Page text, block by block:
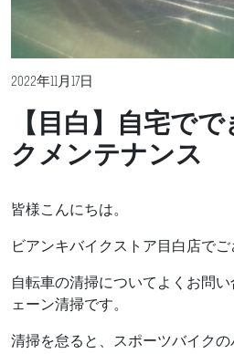
2022年11月17日
【目白】自宅で
クメンテナンス
皆様こんにちは。
ビアンキバイクストア目白店でご
自転車の清掃についてよくお問
ェーン清掃です。
清掃を怠ると、スポーツバイク